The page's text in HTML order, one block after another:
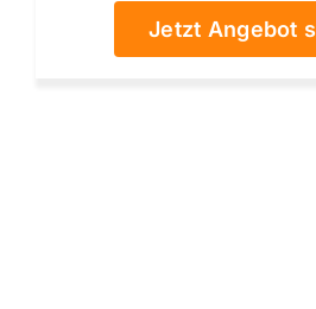
Jetzt Angebot